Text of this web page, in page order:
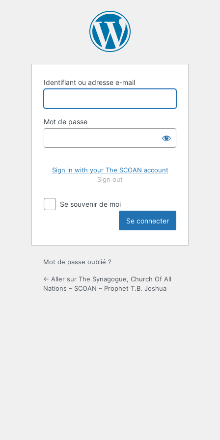
Identifiant ou adresse e-mail
Mot de passe
Sign in with your The SCOAN account
Sign out
Se souvenir de moi
Mot de passe oublié ?
← Aller sur The Synagogue, Church Of All
Nations – SCOAN – Prophet T.B. Joshua